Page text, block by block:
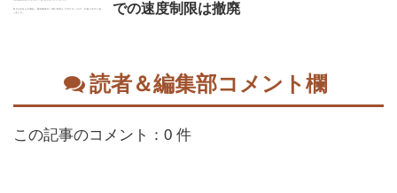
での速度制限は撤廃
読者＆編集部コメント欄
この記事のコメント：0 件